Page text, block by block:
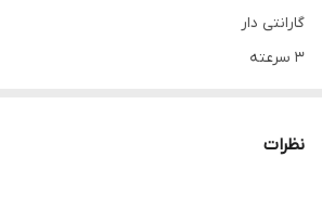
گارانتی دار
۳ سرعته
نظرات